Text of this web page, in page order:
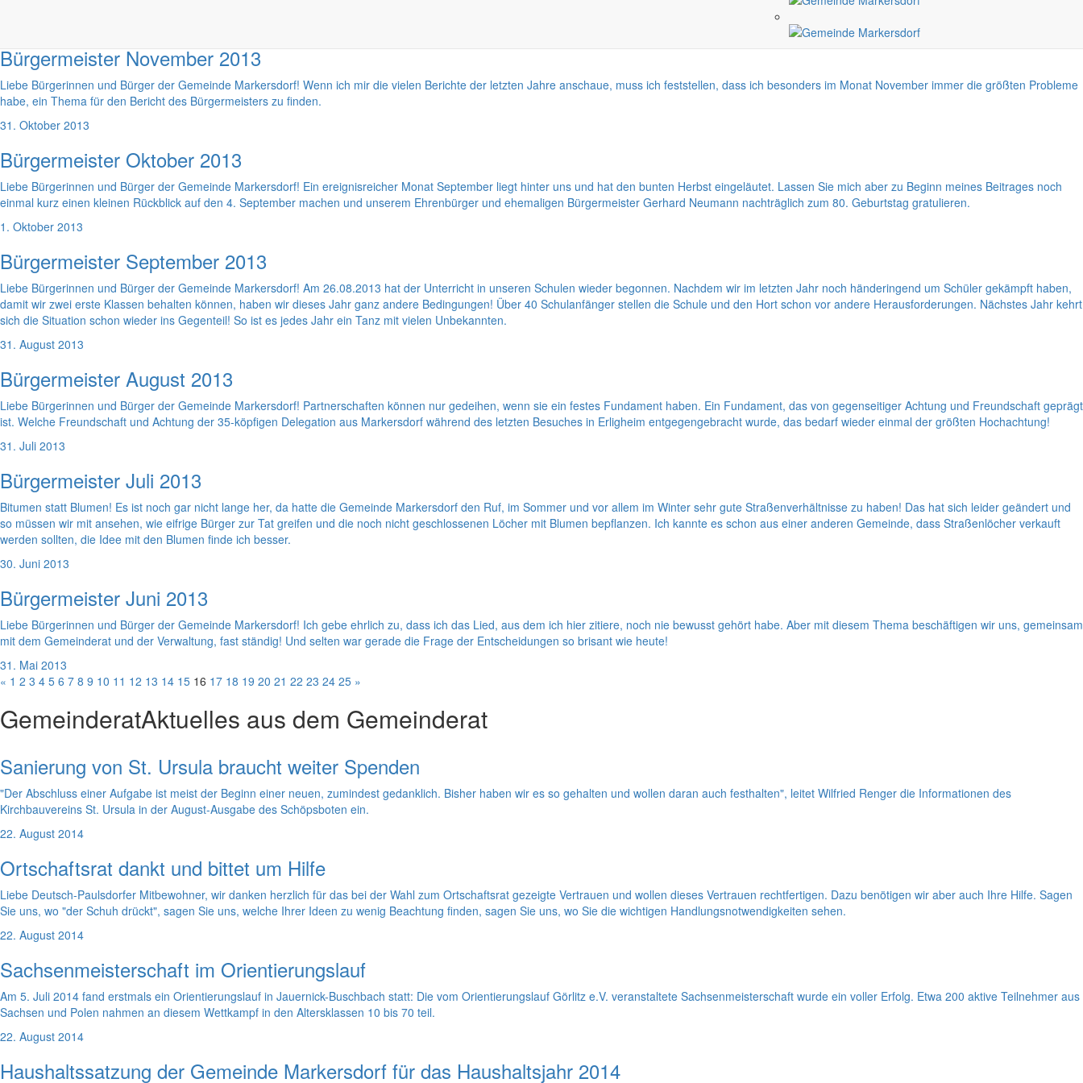
Bürgermeister November 2013
Liebe Bürgerinnen und Bürger der Gemeinde Markersdorf! Wenn ich mir die vielen Berichte der letzten Jahre anschaue, muss ich feststellen, dass ich besonders im Monat November immer die größten Probleme
habe, ein Thema für den Bericht des Bürgermeisters zu finden.
31. Oktober 2013
Bürgermeister Oktober 2013
Liebe Bürgerinnen und Bürger der Gemeinde Markersdorf! Ein ereignisreicher Monat September liegt hinter uns und hat den bunten Herbst eingeläutet. Lassen Sie mich aber zu Beginn meines Beitrages noch
einmal kurz einen kleinen Rückblick auf den 4. September machen und unserem Ehrenbürger und ehemaligen Bürgermeister Gerhard Neumann nachträglich zum 80. Geburtstag gratulieren.
1. Oktober 2013
Bürgermeister September 2013
Liebe Bürgerinnen und Bürger der Gemeinde Markersdorf! Am 26.08.2013 hat der Unterricht in unseren Schulen wieder begonnen. Nachdem wir im letzten Jahr noch händeringend um Schüler gekämpft haben,
damit wir zwei erste Klassen behalten können, haben wir dieses Jahr ganz andere Bedingungen! Über 40 Schulanfänger stellen die Schule und den Hort schon vor andere Herausforderungen. Nächstes Jahr kehrt
sich die Situation schon wieder ins Gegenteil! So ist es jedes Jahr ein Tanz mit vielen Unbekannten.
31. August 2013
Bürgermeister August 2013
Liebe Bürgerinnen und Bürger der Gemeinde Markersdorf! Partnerschaften können nur gedeihen, wenn sie ein festes Fundament haben. Ein Fundament, das von gegenseitiger Achtung und Freundschaft geprägt
ist. Welche Freundschaft und Achtung der 35-köpfigen Delegation aus Markersdorf während des letzten Besuches in Erligheim entgegengebracht wurde, das bedarf wieder einmal der größten Hochachtung!
31. Juli 2013
Bürgermeister Juli 2013
Bitumen statt Blumen! Es ist noch gar nicht lange her, da hatte die Gemeinde Markersdorf den Ruf, im Sommer und vor allem im Winter sehr gute Straßenverhältnisse zu haben! Das hat sich leider geändert und
so müssen wir mit ansehen, wie eifrige Bürger zur Tat greifen und die noch nicht geschlossenen Löcher mit Blumen bepflanzen. Ich kannte es schon aus einer anderen Gemeinde, dass Straßenlöcher verkauft
werden sollten, die Idee mit den Blumen finde ich besser.
30. Juni 2013
Bürgermeister Juni 2013
Liebe Bürgerinnen und Bürger der Gemeinde Markersdorf! Ich gebe ehrlich zu, dass ich das Lied, aus dem ich hier zitiere, noch nie bewusst gehört habe. Aber mit diesem Thema beschäftigen wir uns, gemeinsam
mit dem Gemeinderat und der Verwaltung, fast ständig! Und selten war gerade die Frage der Entscheidungen so brisant wie heute!
31. Mai 2013
« 1 2 3 4 5 6 7 8 9 10 11 12 13 14 15 16 17 18 19 20 21 22 23 24 25 »
GemeinderatAktuelles aus dem Gemeinderat
Sanierung von St. Ursula braucht weiter Spenden
"Der Abschluss einer Aufgabe ist meist der Beginn einer neuen, zumindest gedanklich. Bisher haben wir es so gehalten und wollen daran auch festhalten", leitet Wilfried Renger die Informationen des
Kirchbauvereins St. Ursula in der August-Ausgabe des Schöpsboten ein.
22. August 2014
Ortschaftsrat dankt und bittet um Hilfe
Liebe Deutsch-Paulsdorfer Mitbewohner, wir danken herzlich für das bei der Wahl zum Ortschaftsrat gezeigte Vertrauen und wollen dieses Vertrauen rechtfertigen. Dazu benötigen wir aber auch Ihre Hilfe. Sagen
Sie uns, wo "der Schuh drückt", sagen Sie uns, welche Ihrer Ideen zu wenig Beachtung finden, sagen Sie uns, wo Sie die wichtigen Handlungsnotwendigkeiten sehen.
22. August 2014
Sachsenmeisterschaft im Orientierungslauf
Am 5. Juli 2014 fand erstmals ein Orientierungslauf in Jauernick-Buschbach statt: Die vom Orientierungslauf Görlitz e.V. veranstaltete Sachsenmeisterschaft wurde ein voller Erfolg. Etwa 200 aktive Teilnehmer aus
Sachsen und Polen nahmen an diesem Wettkampf in den Altersklassen 10 bis 70 teil.
22. August 2014
Haushaltssatzung der Gemeinde Markersdorf für das Haushaltsjahr 2014